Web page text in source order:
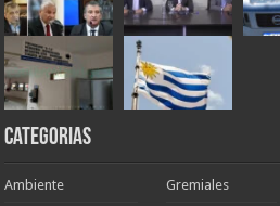
Categorias
Ambiente Gremiales